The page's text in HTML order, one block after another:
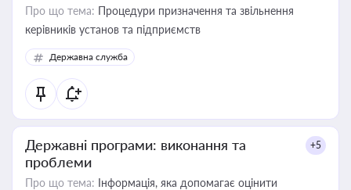
Про що тема: Процедури призначення та звільнення
керівників установ та підприємств
Державна служба
Державні програми: виконання та
проблеми
+5
Про що тема: Інформація, яка допомагає оцінити